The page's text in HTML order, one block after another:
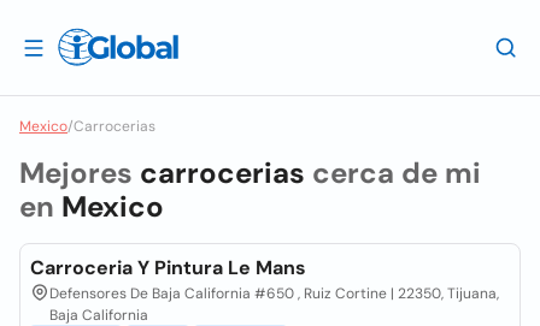
Mexico/Carrocerias
Mejores carrocerias cerca de mi
en Mexico
Carroceria Y Pintura Le Mans
Defensores De Baja California #650 , Ruiz Cortine | 22350, Tijuana,
Baja California